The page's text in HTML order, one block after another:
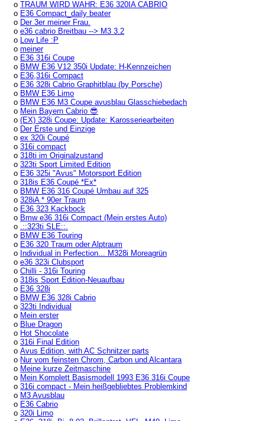
o TRAUM WIRD WAHR: E36 320IA CABRIO
o E36 Compact_daily beater
o Der 3er meiner Frau.
o e36 cabrio Breitbau --> M3 3.2
o
Low Life :P
o meiner
o E36 316i Coupe
o BMW E36 V12 350i Update: H-Kennzeichen
o E36,316i Compact
o E36 328i Cabrio Graphitblau (by Porsche)
o BMW E36 Limo
o BMW E36 M3 Coupe avusblau Glasschiebedach
o Mein Bayern Cabrio 😎
o (EX) 328i Coupe: Update: Karosseriearbeiten
o Der Erste und Einzige
o ex 320i Coupé
o 316i compact
o 318ti im Originalzustand
o 323ti Sport Limited Edition
o E36 325i "Avus" Motorsport Edition
o 318is E36 Coupé *Ex*
o BMW E36 316 Coupé Umbau auf 325
o 328iA * 90er Traum
o E36 323 Kackbock
o Bmw e36 316i Compact (Mein erstes Auto)
o .::323ti SLE::.
o BMW E36 Touring
o E36 320 Traum oder Alptraum
o Individual in Perfection... M328i Moreagrün
o e36 323i Clubsport
o Chilli - 316i Touring
o 318is Sport Edition-Neuaufbau
o E36 328i
o BMW E36 328i Cabrio
o 323ti Individual
o Mein erster
o Blue Dragon
o Hot Shocolate
o 316i Final Edition
o Avus Edition, with AC Schnitzer parts
o Nur vom feinsten Chrom, Carbon und Alcantara
o Meine kurze Zeitmaschine
o Mein Komplett Basismodell 1993 E36 316i Coupe
o 316i compact - Mein heißgebliebtes Problemkind
o M3 Avusblau
o E36 Cabrio
o 320i Limo